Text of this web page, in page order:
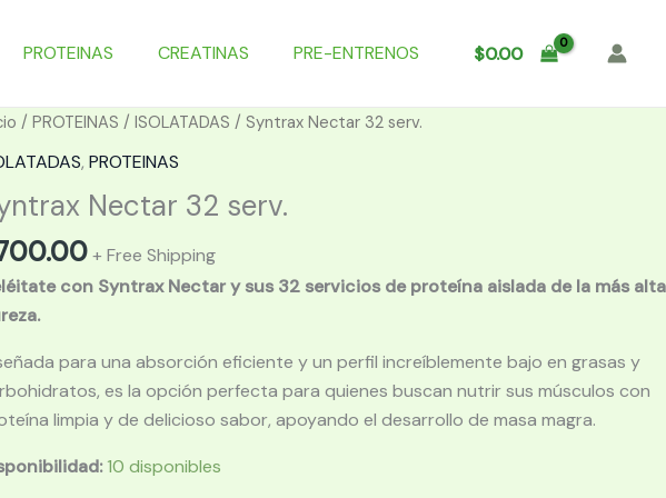
PROTEINAS CREATINAS PRE-ENTRENOS $0.00
/ PROTEINAS / ISOLATADAS / Syntrax Nectar 32 serv.
, PROTEINAS
Nectar 32 serv.
+ Free Shipping
con Syntrax Nectar y sus 32 servicios de proteína aislada de la más alta
para una absorción eficiente y un perfil increíblemente bajo en grasas y
es la opción perfecta para quienes buscan nutrir sus músculos con
limpia y de delicioso sabor, apoyando el desarrollo de masa magra.
10 disponibles